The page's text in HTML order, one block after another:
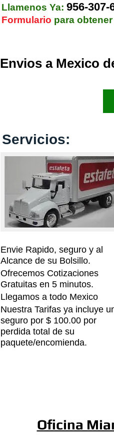
Llamenos Ya: 956-307-
Formulario para
Envios a Mexico
Servicios:
Envie Rapido, seguro y al
Alcance de su Bolsillo.
Ofrecemos Cotizaciones
Gratuitas en 5 minutos.
Llegamos a todo Mexico
Nuestra Tarifas ya incluye
seguro por $ 100.00 por
perdida total de su
paquete/encomienda.
Oficina